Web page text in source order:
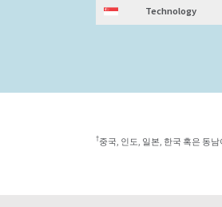
Technology
†중국, 인도, 일본, 한국 혹은 동남